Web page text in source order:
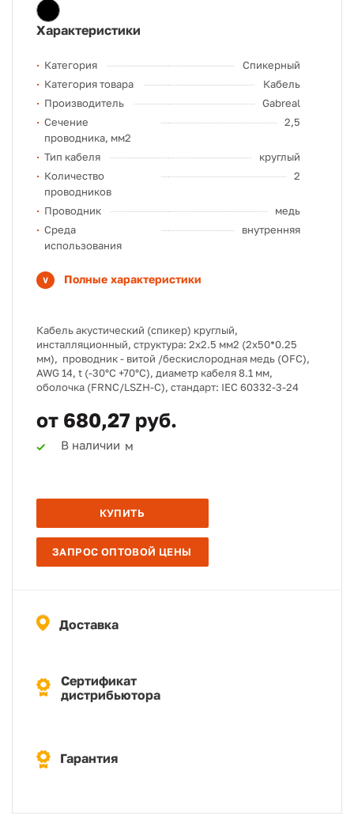
Характеристики
Категория
Спикерный
Категория товара
Кабель
Производитель
Gabreal
Сечение
проводника, мм2
2,5
Тип кабеля
круглый
Количество
проводников
2
Проводник
медь
Среда
использования
внутренняя
Полные характеристики
Кабель акустический (спикер) круглый,
инсталляционный, структура: 2х2.5 мм2 (2х50*0.25
мм), проводник - витой /бескислородная медь (OFC),
AWG 14, t (-30°C +70°C), диаметр кабеля 8.1 мм,
оболочка (FRNC/LSZH-C), стандарт: IEC 60332-3-24
от 680,27 руб.
В наличии м
КУПИТЬ
ЗАПРОС ОПТОВОЙ ЦЕНЫ
Доставка
Сертификат
дистрибьютора
Гарантия